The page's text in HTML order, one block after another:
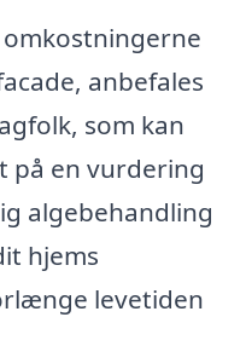
anbefales
som kan
på en vurdering
algebehandling
hjems
levetiden